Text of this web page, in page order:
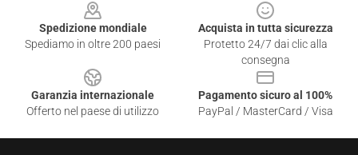
Spedizione mondiale
Spediamo in oltre 200 paesi
Acquista in tutta sicurezza
Protetto 24/7 dai clic alla
consegna
Garanzia internazionale
Offerto nel paese di utilizzo
Pagamento sicuro al 100%
PayPal / MasterCard / Visa